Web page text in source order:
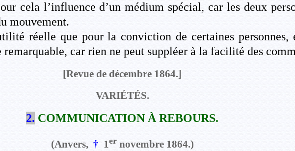
cela l’influence d’un médium spécial, car les deux
mouvement.
réelle que pour la conviction de certaines personnes,
remarquable, car rien ne peut suppléer à la facilité des
[Revue de décembre 1864.]
VARIÉTÉS.
2. COMMUNICATION À REBOURS.
(Anvers, † 1ernovembre 1864.)